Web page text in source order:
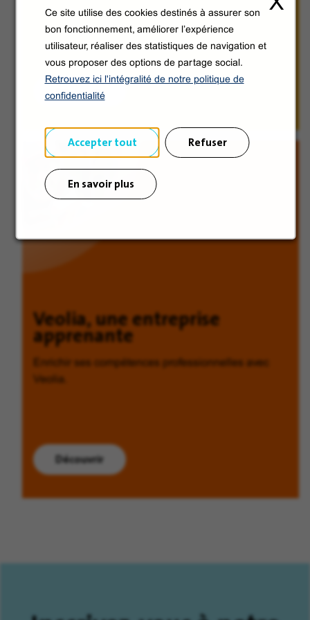
X
Ce site utilise des cookies destinés à assurer son
bon fonctionnement, améliorer l’expérience
utilisateur, réaliser des statistiques de navigation et
vous proposer des options de partage social.
Retrouvez ici l'intégralité de notre politique de
confidentialité
Accepter tout Refuser
En savoir plus
Découvrir
Veolia, une entreprise
apprenante
Enrichir ses compétences professionnelles avec
Veolia.
Découvrir